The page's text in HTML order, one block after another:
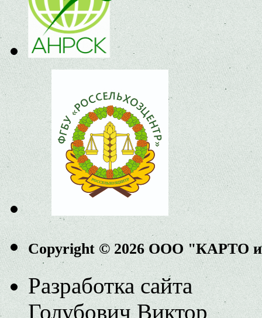
Copyright © 2026 ООО "КАРТО
Разработка сайта
Голубович Виктор